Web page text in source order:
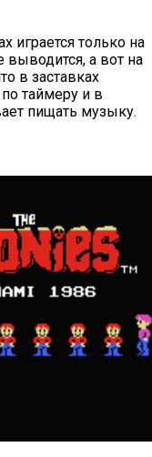
играется только на
выводится, а вот на
в заставках
таймеру и в
пищать музыку.